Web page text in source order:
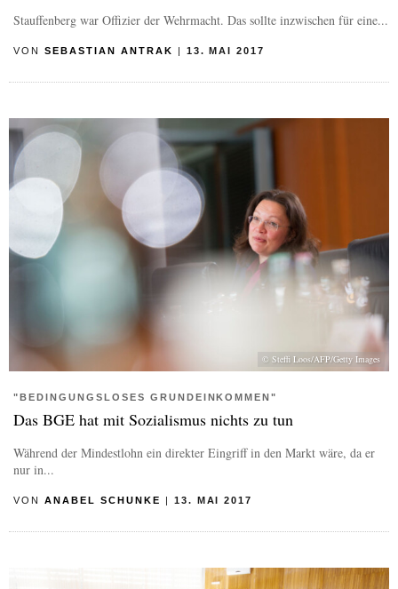
Stauffenberg war Offizier der Wehrmacht. Das sollte inzwischen für eine...
VON SEBASTIAN ANTRAK | 13. MAI 2017
© Steffi Loos/AFP/Getty Images
"BEDINGUNGSLOSES GRUNDEINKOMMEN"
Das BGE hat mit Sozialismus nichts zu tun
Während der Mindestlohn ein direkter Eingriff in den Markt wäre, da er
nur in...
VON ANABEL SCHUNKE | 13. MAI 2017